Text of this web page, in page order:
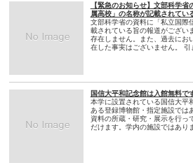
【緊急のお知らせ】文部科学
属高校」の名称が記載されてい
文部科学省の資料に「私立国際
載されている旨の報道がござい
存在しません。また、過去にお
在した事実はございません。
国信大平和記念館は入館無料で
本学に設置されている国信大平
ある登録博物館・指定施設では
資料の所蔵・研究・展示を行っ
だけます。学内の施設ではあり